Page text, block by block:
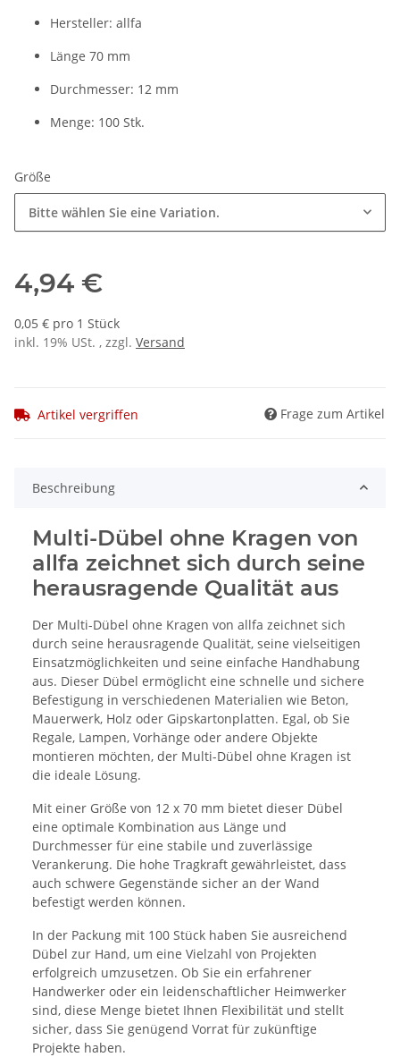
Hersteller: allfa
Länge 70 mm
Durchmesser: 12 mm
Menge: 100 Stk.
Größe
Bitte wählen Sie eine Variation.
4,94 €
0,05 € pro 1 Stück
inkl. 19% USt. , zzgl. Versand
Artikel vergriffen Frage zum Artikel
Beschreibung
Multi-Dübel ohne Kragen von
allfa zeichnet sich durch seine
herausragende Qualität aus
Der Multi-Dübel ohne Kragen von allfa zeichnet sich
durch seine herausragende Qualität, seine vielseitigen
Einsatzmöglichkeiten und seine einfache Handhabung
aus. Dieser Dübel ermöglicht eine schnelle und sichere
Befestigung in verschiedenen Materialien wie Beton,
Mauerwerk, Holz oder Gipskartonplatten. Egal, ob Sie
Regale, Lampen, Vorhänge oder andere Objekte
montieren möchten, der Multi-Dübel ohne Kragen ist
die ideale Lösung.
Mit einer Größe von 12 x 70 mm bietet dieser Dübel
eine optimale Kombination aus Länge und
Durchmesser für eine stabile und zuverlässige
Verankerung. Die hohe Tragkraft gewährleistet, dass
auch schwere Gegenstände sicher an der Wand
befestigt werden können.
In der Packung mit 100 Stück haben Sie ausreichend
Dübel zur Hand, um eine Vielzahl von Projekten
erfolgreich umzusetzen. Ob Sie ein erfahrener
Handwerker oder ein leidenschaftlicher Heimwerker
sind, diese Menge bietet Ihnen Flexibilität und stellt
sicher, dass Sie genügend Vorrat für zukünftige
Projekte haben.